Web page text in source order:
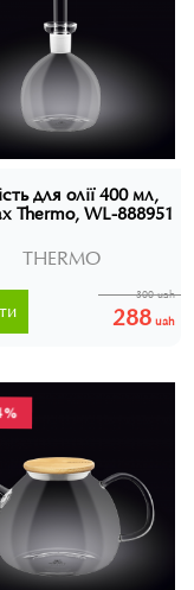
для олії 400 мл,
Thermo, WL-888951
THERMO
288 uah
300 uah